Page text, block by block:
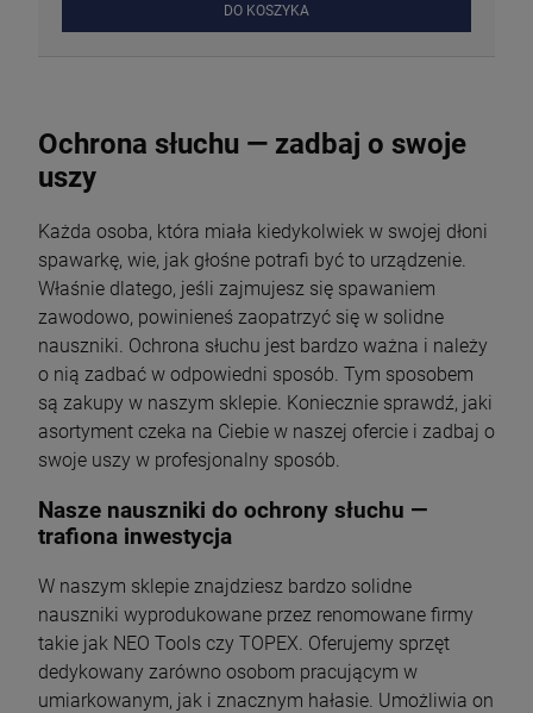
DO KOSZYKA
Ochrona słuchu — zadbaj o swoje
uszy
Każda osoba, która miała kiedykolwiek w swojej dłoni
spawarkę, wie, jak głośne potrafi być to urządzenie.
Właśnie dlatego, jeśli zajmujesz się spawaniem
zawodowo, powinieneś zaopatrzyć się w solidne
nauszniki. Ochrona słuchu jest bardzo ważna i należy
o nią zadbać w odpowiedni sposób. Tym sposobem
są zakupy w naszym sklepie. Koniecznie sprawdź, jaki
asortyment czeka na Ciebie w naszej ofercie i zadbaj o
swoje uszy w profesjonalny sposób.
Nasze nauszniki do ochrony słuchu —
trafiona inwestycja
W naszym sklepie znajdziesz bardzo solidne
nauszniki wyprodukowane przez renomowane firmy
takie jak NEO Tools czy TOPEX. Oferujemy sprzęt
dedykowany zarówno osobom pracującym w
umiarkowanym, jak i znacznym hałasie. Umożliwia on